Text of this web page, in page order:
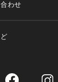
わせ